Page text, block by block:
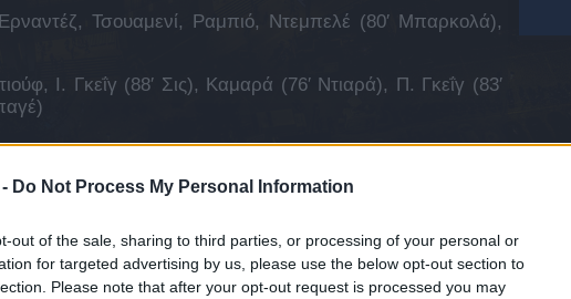
Do Not Process My Personal Information
out of the sale, sharing to third parties, or processing of your personal or
for targeted advertising by us, please use the below opt-out section to
Please note that after your opt-out request is processed you may
Τσουαμενί, Ραμπιό, Ντεμπελέ (80′ Μπαρκολά),
Ι. Γκεΐγ (88′ Σις), Καμαρά (76′ Ντιαρά), Π. Γκεΐγ (83′
το
ΣΤΗΝ GOOGLE